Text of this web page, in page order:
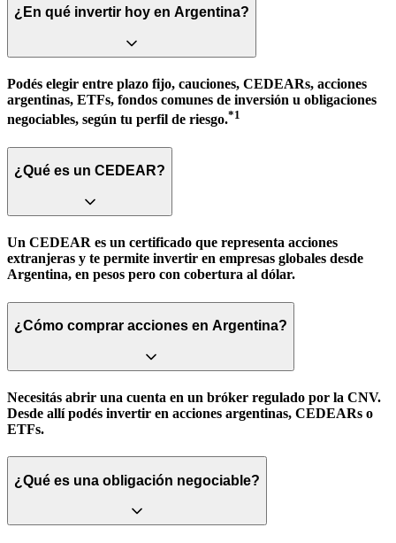
¿En qué invertir hoy en Argentina?
Podés elegir entre plazo fijo, cauciones, CEDEARs, acciones
argentinas, ETFs, fondos comunes de inversión u obligaciones
negociables, según tu perfil de riesgo.*1
¿Qué es un CEDEAR?
Un CEDEAR es un certificado que representa acciones
extranjeras y te permite invertir en empresas globales desde
Argentina, en pesos pero con cobertura al dólar.
¿Cómo comprar acciones en Argentina?
Necesitás abrir una cuenta en un bróker regulado por la CNV.
Desde allí podés invertir en acciones argentinas, CEDEARs o
ETFs.
¿Qué es una obligación negociable?